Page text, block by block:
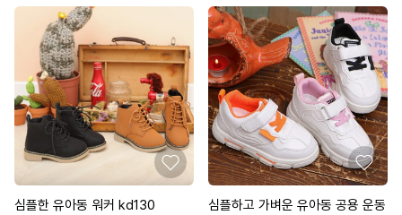
심플한 유아동 워커 kd130
심플하고 가벼운 유아동 공용 운동